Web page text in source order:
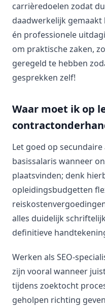
carrièredoelen zodat
daadwerkelijk
én professionele
om praktische zaken,
geregeld te hebben
gesprekken zelf!
Waar moet ik op
Let goed op
basissalaris wanneer
plaatsvinden; denk
opleidingsbudgetten
alles duidelijk
definitieve
Werken als SEO-
zijn vooral wanneer
tijdens zoektocht
geholpen richting